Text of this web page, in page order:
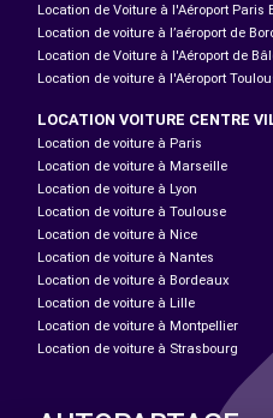
Location de Voiture à l'Aéroport Paris
Location de voiture à l’aéroport de
Location de Voiture à l'Aéroport de
Location de voiture à l'Aéroport
LOCATION VOITURE CENTRE
Location de voiture à Paris
Location de voiture à Marseille
Location de voiture à Lyon
Location de voiture à Toulouse
Location de voiture à Nice
Location de voiture à Nantes
Location de voiture à Bordeaux
Location de voiture à Lille
Location de voiture à Montpellier
Location de voiture à Strasbourg